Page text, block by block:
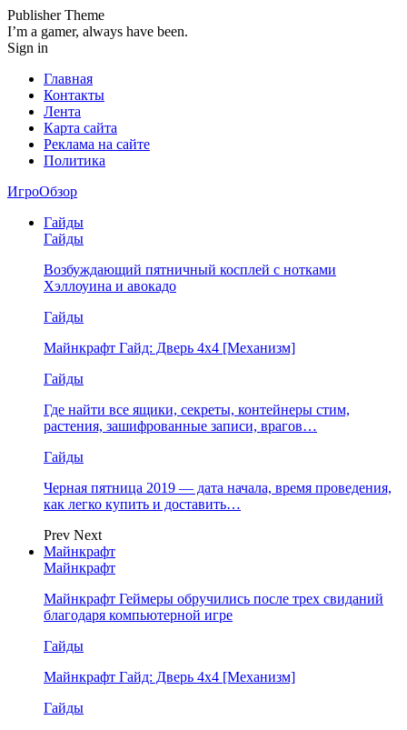
Publisher Theme
I’m a gamer, always have been.
Sign in
Главная
Контакты
Лента
Карта сайта
Реклама на сайте
Политика
ИгроОбзор
Гайды
Гайды
Возбуждающий пятничный косплей с нотками
Хэллоуина и авокадо
Гайды
Майнкрафт Гайд: Дверь 4х4 [Механизм]
Гайды
Где найти все ящики, секреты, контейнеры стим,
растения, зашифрованные записи, врагов…
Гайды
Черная пятница 2019 — дата начала, время проведения,
как легко купить и доставить…
Prev Next
Майнкрафт
Майнкрафт
Майнкрафт Геймеры обручились после трех свиданий
благодаря компьютерной игре
Гайды
Майнкрафт Гайд: Дверь 4х4 [Механизм]
Гайды